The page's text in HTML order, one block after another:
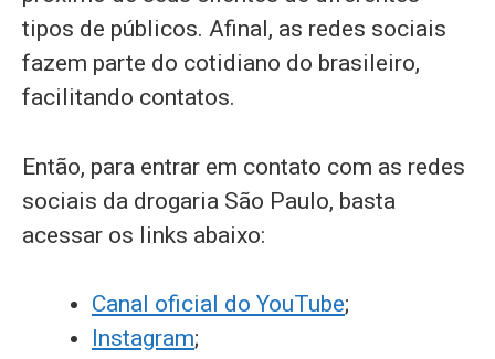
tipos de públicos. Afinal, as redes sociais
fazem parte do cotidiano do brasileiro,
facilitando contatos.
Então, para entrar em contato com as redes
sociais da drogaria São Paulo, basta
acessar os links abaixo:
Canal oficial do YouTube;
Instagram;